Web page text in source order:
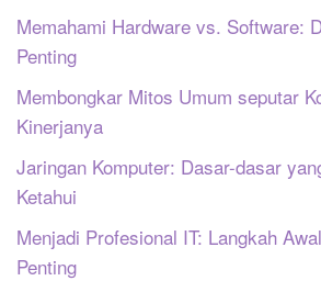
Memahami Hardware vs. Software:
Penting
Membongkar Mitos Umum seputar
Kinerjanya
Jaringan Komputer: Dasar-dasar
Ketahui
Menjadi Profesional IT: Langkah
Penting